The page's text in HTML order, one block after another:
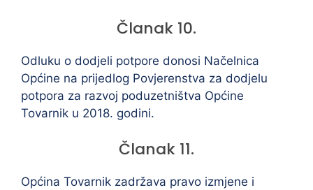
Članak 10.
Odluku o dodjeli potpore donosi Načelnica
Općine na prijedlog Povjerenstva za dodjelu
potpora za razvoj poduzetništva Općine
Tovarnik u 2018. godini.
Članak 11.
Općina Tovarnik zadržava pravo izmjene i